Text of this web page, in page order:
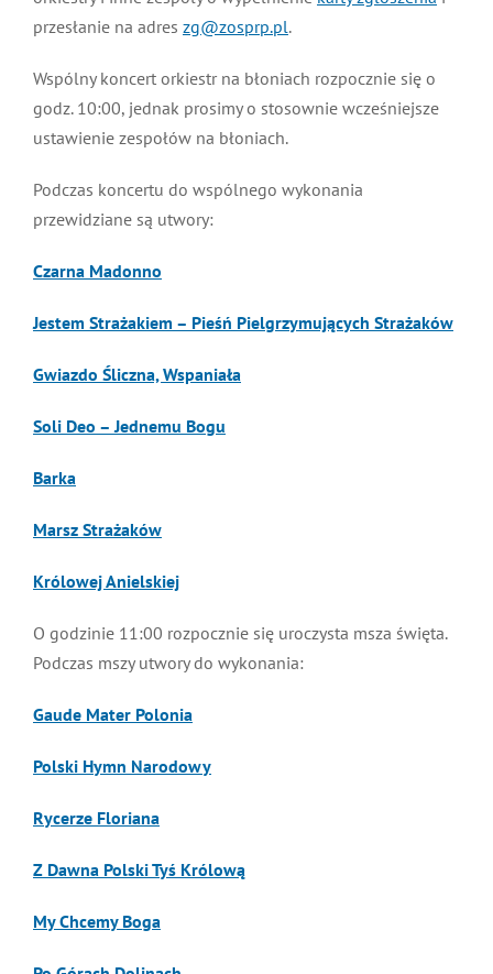
Symbole
Media
MDP i DDP
OTWP
Kultura
Orkiestry
Sport
Projekty
System OSP
Forum
100-lecie
przesłanie na adres zg@zosprp.pl.
Wspólny koncert orkiestr na błoniach rozpocznie się o
godz. 10:00, jednak prosimy o stosownie wcześniejsze
ustawienie zespołów na błoniach.
Podczas koncertu do wspólnego wykonania
przewidziane są utwory:
Czarna Madonno
Jestem Strażakiem – Pieśń Pielgrzymujących Strażaków
Gwiazdo Śliczna, Wspaniała
Soli Deo – Jednemu Bogu
Barka
Marsz Strażaków
Królowej Anielskiej
O godzinie 11:00 rozpocznie się uroczysta msza święta.
Podczas mszy utwory do wykonania:
Gaude Mater Polonia
Polski Hymn Narodowy
Rycerze Floriana
Z Dawna Polski Tyś Królową
My Chcemy Boga